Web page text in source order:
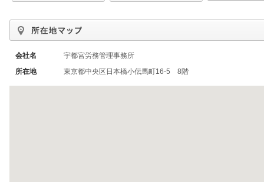
会社名
宇都宮労務管理事務所
所在地
東京都中央区日本橋小伝馬町16-5 8階